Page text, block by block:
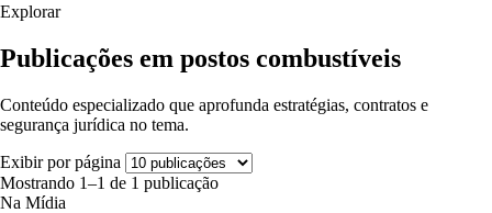
Explorar
Publicações em postos combustíveis
Conteúdo especializado que aprofunda estratégias, contratos e
segurança jurídica no tema.
Exibir por página
Mostrando 1–1 de 1 publicação
Na Mídia